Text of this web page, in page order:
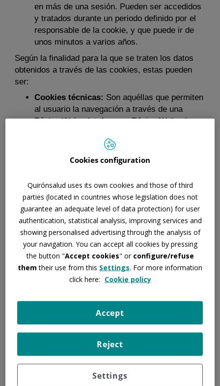
en más de una sesión. Pueden ser accedidos
y tratados durante un periodo definido por el
responsable de la cookie, y que puede ir de
unos minutos a varios años.
Según la finalidad para la que se traten los datos
obtenidos a través de las cookies, estas pueden
ser:
Cookies técnicas: Son aquéllas que permiten
al usuario la navegación a través de una
Página Web, plataforma o Página Web y la
servicios que en ella existan como, por
ejemplo, controlar el tráfico y la comunicación
de datos, identificar la sesión, acceder a
que permiten al usuario acceder al servicio
con algunas características de carácter
general predefinidas en función de una serie
de criterios en el terminal del usuario como
por ejemplo serian el idioma, el tipo de
Cookies de análisis:Son aquéllas que
permiten al responsable de las mismas, el
los usuarios a los que están vinculadas. La
información recogida mediante este tipo de
cookies se utiliza en la medición de la
actividad de los sitios web, Página Web o
plataforma y para la elaboración de perfiles de
Cookies publicitarias:Son aquéllas que
Cookies configuration
Quirónsalud uses its own cookies and those of third
parties (located in countries whose legislation does not
guarantee an adequate level of data protection) for user
authentication, statistical analysis, improving services and
showing personalised advertising through the analysis of
your navigation. You can accept all cookies by pressing
the button "Accept cookies" or configure/refuse
them their use from this Settings. For more information
click here: Cookie policy
Settings
Reject
Accept